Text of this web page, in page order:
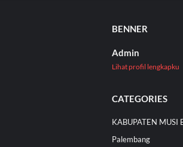
BENNER
Admin
Lihat profil lengkapku
CATEGORIES
KABUPATEN MUSI
Palembang